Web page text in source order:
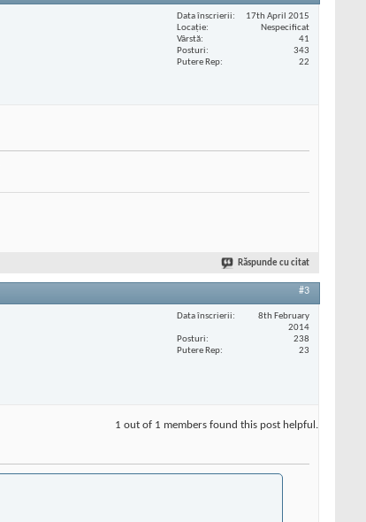
Data înscrierii
17th April 2015
Locaţie
Nespecificat
Vârstă
41
Posturi
343
Putere Rep
22
Răspunde cu citat
#3
Data înscrierii
8th February
2014
Posturi
238
Putere Rep
23
1 out of 1 members found this post helpful.